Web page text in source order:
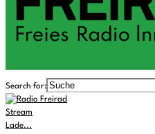
Search for:
Stream
Lade...